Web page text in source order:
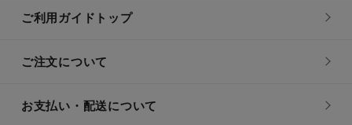
ご利用ガイドトップ
ご注文について
お支払い・配送について